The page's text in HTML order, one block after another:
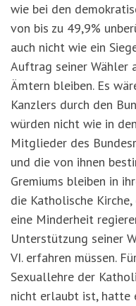
wie bei den
von bis zu 49,9%
auch nicht wie ein
Auftrag seiner Wähler
Ämtern bleiben. Es
Kanzlers durch den
würden nicht wie in
Mitglieder des
und die von ihnen
Gremiums bleiben in
die Katholische
eine Minderheit
Unterstützung seiner
VI. erfahren müssen.
Sexuallehre der
nicht erlaubt ist, hatte